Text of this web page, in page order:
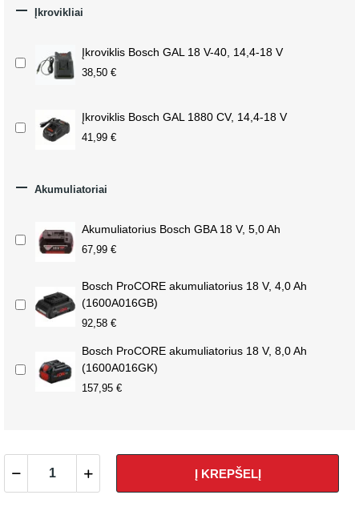
 Įkrovikliai
Įkroviklis Bosch GAL 18 V-40, 14,4-18 V
38,50 €
Įkroviklis Bosch GAL 1880 CV, 14,4-18 V
41,99 €
 Akumuliatoriai
Akumuliatorius Bosch GBA 18 V, 5,0 Ah
67,99 €
Bosch ProCORE akumuliatorius 18 V, 4,0 Ah
(1600A016GB)
92,58 €
Bosch ProCORE akumuliatorius 18 V, 8,0 Ah
(1600A016GK)
157,95 €
Į KREPŠELĮ